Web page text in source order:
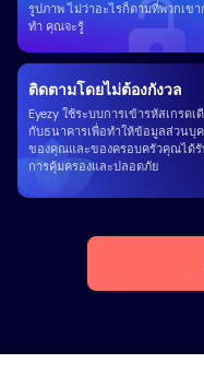
ติดตามโดยไม่ต้องกังวล
Eyezy ใช้ระบบการเข้ารหัสเกรดเ
กับธนาคารเพื่อทำให้ข้อมูลส่วนบุ
ของคุณและของครอบครัวคุณได้
การคุ้มครองและปลอดภัย
รูปภาพ ไม่ว่าอะไรก็ตามที่พวกเขา
ทำ คุณจะรู้